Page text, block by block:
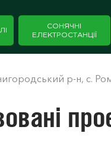
СОНЯЧНІ
ЕЛЕКТРОСТАНЦІЇ
р-н, с.